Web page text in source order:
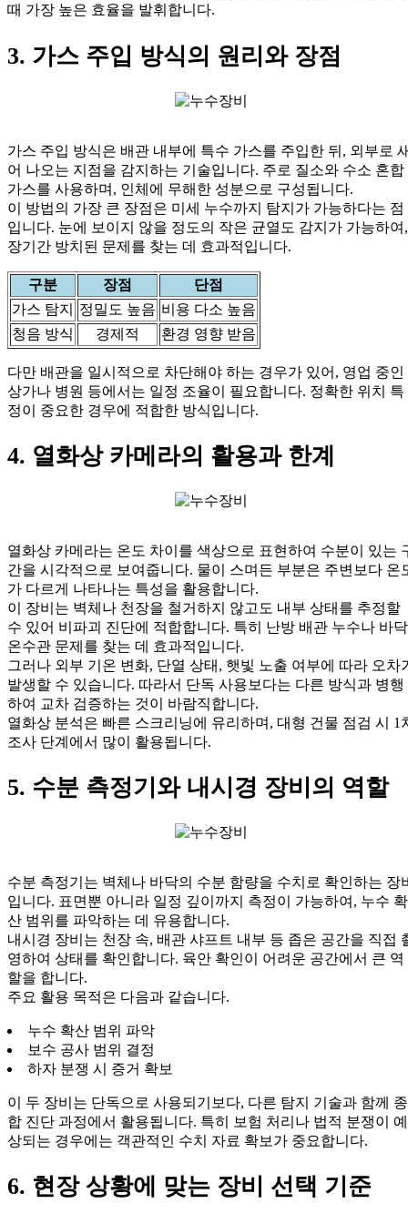
때 가장 높은 효율을 발휘합니다.
3. 가스 주입 방식의 원리와 장점
가스 주입 방식은 배관 내부에 특수 가스를 주입한 뒤, 외부로
어 나오는 지점을 감지하는 기술입니다. 주로 질소와 수소 혼합
가스를 사용하며, 인체에 무해한 성분으로 구성됩니다.
이 방법의 가장 큰 장점은 미세 누수까지 탐지가 가능하다는 점
입니다. 눈에 보이지 않을 정도의 작은 균열도 감지가 가능하여,
장기간 방치된 문제를 찾는 데 효과적입니다.
구분 장점
단점
가스 탐지
정밀도 높음 비용 다소 높음
청음 방식
경제적 환경 영향 받음
다만 배관을 일시적으로 차단해야 하는 경우가 있어, 영업 중인
상가나 병원 등에서는 일정 조율이 필요합니다. 정확한 위치 특
정이 중요한 경우에 적합한 방식입니다.
4. 열화상 카메라의 활용과 한계
열화상 카메라는 온도 차이를 색상으로 표현하여 수분이 있는
간을 시각적으로 보여줍니다. 물이 스며든 부분은 주변보다 온
가 다르게 나타나는 특성을 활용합니다.
이 장비는 벽체나 천장을 철거하지 않고도 내부 상태를 추정할
수 있어 비파괴 진단에 적합합니다. 특히 난방 배관 누수나 바닥
온수관 문제를 찾는 데 효과적입니다.
그러나 외부 기온 변화, 단열 상태, 햇빛 노출 여부에 따라 오차
발생할 수 있습니다. 따라서 단독 사용보다는 다른 방식과 병행
하여 교차 검증하는 것이 바람직합니다.
열화상 분석은 빠른 스크리닝에 유리하며, 대형 건물 점검 시 1
조사 단계에서 많이 활용됩니다.
5. 수분 측정기와 내시경 장비의 역할
수분 측정기는 벽체나 바닥의 수분 함량을 수치로 확인하는 장
입니다. 표면뿐 아니라 일정 깊이까지 측정이 가능하여, 누수 확
산 범위를 파악하는 데 유용합니다.
내시경 장비는 천장 속, 배관 샤프트 내부 등 좁은 공간을 직접
영하여 상태를 확인합니다. 육안 확인이 어려운 공간에서 큰 역
할을 합니다.
주요 활용 목적은 다음과 같습니다.
누수 확산 범위 파악
보수 공사 범위 결정
하자 분쟁 시 증거 확보
이 두 장비는 단독으로 사용되기보다, 다른 탐지 기술과 함께 종
합 진단 과정에서 활용됩니다. 특히 보험 처리나 법적 분쟁이 예
상되는 경우에는 객관적인 수치 자료 확보가 중요합니다.
6. 현장 상황에 맞는 장비 선택 기준